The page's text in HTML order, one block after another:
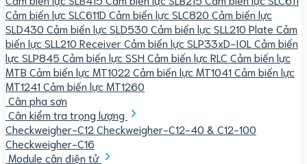
Cảm biến lực SLC611D Cảm biến lực SLC820 Cảm biến lực
SLD430 Cảm biến lực SLD530 Cảm biến lực SLL210 Plate Cảm
biến lực SLL210 ReceiverCảm biến lực SLP33xD-IOL Cảm biến
lực SLP845 Cảm biến lực SSH Cảm biến lực RLC Cảm biến lực
MTB Cảm biến lực MT1022 Cảm biến lực MT1041Cảm biến lực
MT1241Cảm biến lực MT1260
Cân pha sơn
Cân kiểm tra trọng lượng
Checkweigher-C12 Checkweigher-C12-40 & C12-100
Checkweigher-C16
Module cân điện tử